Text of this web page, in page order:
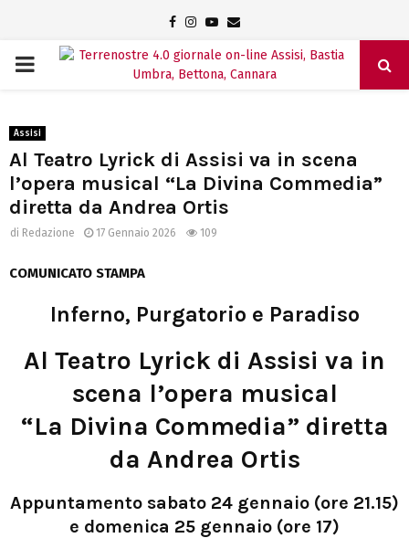
Facebook
Instagram
Youtube
Email
PRIMARY
Assisi
Al Teatro Lyrick di Assisi va in scena
l’opera musical “La Divina Commedia”
diretta da Andrea Ortis
di Redazione 17 Gennaio 2026 109
COMUNICATO STAMPA
Inferno, Purgatorio e Paradiso
Al Teatro Lyrick di Assisi va in
scena l’opera musical
“La Divina Commedia” diretta
da Andrea Ortis
Appuntamento sabato 24 gennaio (ore 21.15)
e domenica 25 gennaio (ore 17)